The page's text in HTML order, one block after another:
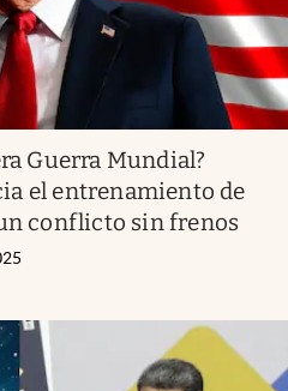
Guerra Mundial?
el entrenamiento de
conflicto sin frenos